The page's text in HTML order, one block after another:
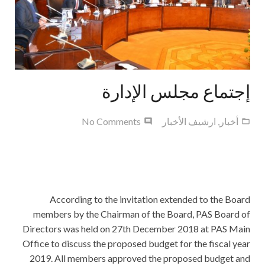
قواعد التشغيل
ميديا
اخر الأخبار
إجتماع مجلس الإدارة
أخبار , ارشيف الأخبار No Comments
According to the invitation extended to the Board
members by the Chairman of the Board, PAS Board of
Directors was held on 27th December 2018 at PAS Main
Office to discuss the proposed budget for the fiscal year
2019. All members approved the proposed budget and